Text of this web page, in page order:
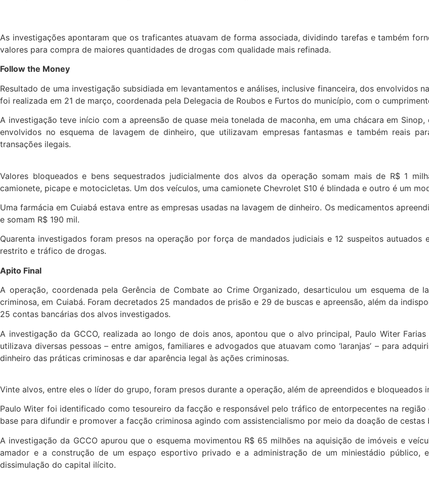
As investigações apontaram que os traficantes atuavam de forma associada, dividindo tarefas e também
valores para compra de maiores quantidades de drogas com qualidade mais refinada.
Follow the Money
Resultado de uma investigação subsidiada em levantamentos e análises, inclusive financeira, dos envolvidos
foi realizada em 21 de março, coordenada pela Delegacia de Roubos e Furtos do município, com o
A investigação teve início com a apreensão de quase meia tonelada de maconha, em uma chácara em
envolvidos no esquema de lavagem de dinheiro, que utilizavam empresas fantasmas e também reais
transações ilegais.
Valores bloqueados e bens sequestrados judicialmente dos alvos da operação somam mais de R$ 1
camionete, picape e motocicletas. Um dos veículos, uma camionete Chevrolet S10 é blindada e outro é um
Uma farmácia em Cuiabá estava entre as empresas usadas na lavagem de dinheiro. Os medicamentos
e somam R$ 190 mil.
Quarenta investigados foram presos na operação por força de mandados judiciais e 12 suspeitos
restrito e tráfico de drogas.
Apito Final
A operação, coordenada pela Gerência de Combate ao Crime Organizado, desarticulou um esquema
criminosa, em Cuiabá. Foram decretados 25 mandados de prisão e 29 de buscas e apreensão, além da
25 contas bancárias dos alvos investigados.
A investigação da GCCO, realizada ao longo de dois anos, apontou que o alvo principal, Paulo Witer
utilizava diversas pessoas – entre amigos, familiares e advogados que atuavam como ‘laranjas’ – para
dinheiro das práticas criminosas e dar aparência legal às ações criminosas.
Vinte alvos, entre eles o líder do grupo, foram presos durante a operação, além de apreendidos e bloqueados
Paulo Witer foi identificado como tesoureiro da facção e responsável pelo tráfico de entorpecentes na
base para difundir e promover a facção criminosa agindo com assistencialismo por meio da doação de cestas
A investigação da GCCO apurou que o esquema movimentou R$ 65 milhões na aquisição de imóveis e
amador e a construção de um espaço esportivo privado e a administração de um miniestádio público,
dissimulação do capital ilícito.